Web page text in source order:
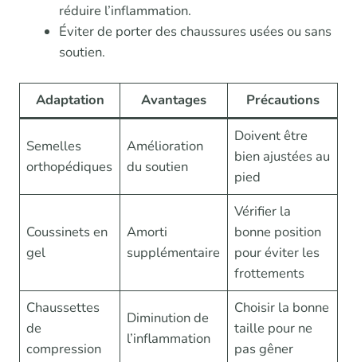
réduire l’inflammation.
Éviter de porter des chaussures usées ou sans
soutien.
Adaptation Avantages Précautions
Semelles
orthopédiques
Amélioration
du soutien
Doivent être
bien ajustées au
pied
Coussinets en
gel
Amorti
supplémentaire
Vérifier la
bonne position
pour éviter les
frottements
Chaussettes
de
compression
Diminution de
l’inflammation
Choisir la bonne
taille pour ne
pas gêner